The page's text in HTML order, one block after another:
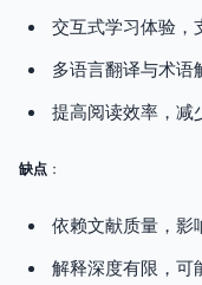
交互式学习体验，
多语言翻译与术语
提高阅读效率，减
缺点 ：
依赖文献质量，影
解释深度有限，可